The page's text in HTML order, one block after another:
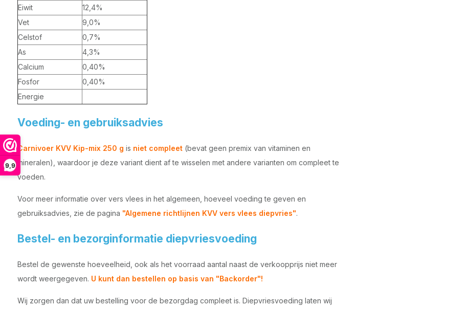
9,9
Eiwit
12,4%
Vet
9,0%
Celstof
0,7%
As
4,3%
Calcium
0,40%
Fosfor
0,40%
Energie
Voeding- en gebruiksadvies
Carnivoer KVV Kip-mix 250 g is niet compleet(bevat geen premix van vitaminen en
mineralen), waardoor je deze variant dient af te wisselen met andere varianten om compleet te
voeden.
Voor meer informatie over vers vlees in het algemeen, hoeveel voeding te geven en
gebruiksadvies, zie de pagina "Algemene richtlijnen KVV vers vlees diepvries".
Bestel- en bezorginformatie diepvriesvoeding
Bestel de gewenste hoeveelheid, ook als het voorraad aantal naast de verkoopprijs niet meer
wordt weergegeven. U kunt dan bestellen op basis van "Backorder"!
Wij zorgen dan dat uw bestelling voor de bezorgdag compleet is. Diepvriesvoeding laten wij